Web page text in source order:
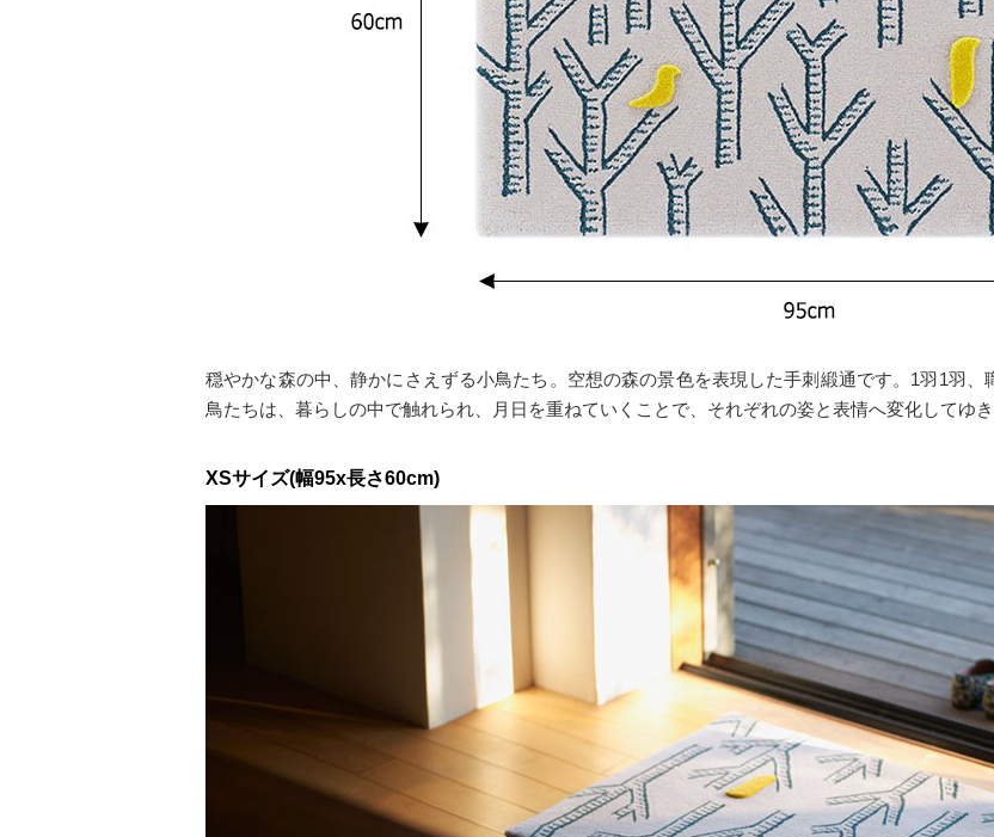
穏やかな森の中、静かにさえずる小鳥たち。空想の森の景色を表現した手刺緞通です。1羽1羽
鳥たちは、暮らしの中で触れられ、月日を重ねていくことで、それぞれの姿と表情へ変化してゆき
XSサイズ(幅95x長さ60cm)